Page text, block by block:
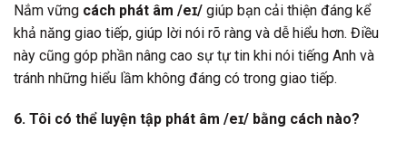
Nắm vững cách phát âm /eɪ/ giúp bạn cải thiện đáng kể
khả năng giao tiếp, giúp lời nói rõ ràng và dễ hiểu hơn. Điều
này cũng góp phần nâng cao sự tự tin khi nói tiếng Anh và
tránh những hiểu lầm không đáng có trong giao tiếp.
6. Tôi có thể luyện tập phát âm /eɪ/ bằng cách nào?